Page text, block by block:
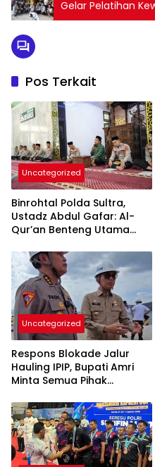
Gelar Pelatihan
Pos Terkait
Uncategorized
Binrohtal Polda Sultra,
Ustadz Abdul Gafar: Al-
Qur’an Benteng Utama
Penyimpangan Sosial
Uncategorized
Respons Blokade Jalur
Hauling IPIP, Bupati Amri
Minta Semua Pihak
Kepastian Hukum